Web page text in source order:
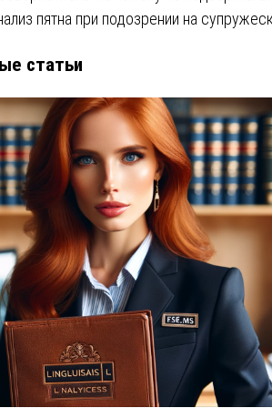
пятна при подозрении на
статьи